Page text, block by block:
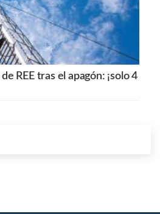
REE tras el apagón: ¡solo 4